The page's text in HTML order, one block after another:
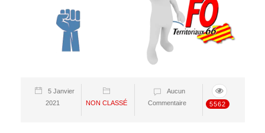
5 Janvier
2021
NON CLASSÉ
Aucun
Commentaire
5562